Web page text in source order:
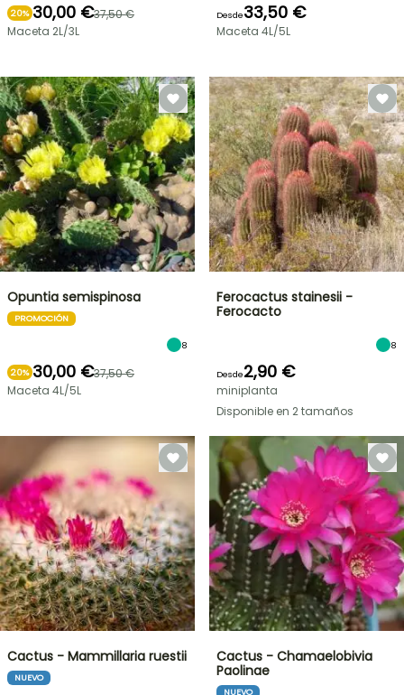
20% 30,00 €37,50 €
Maceta 2L/3L
Desde33,50 €
Maceta 4L/5L
Opuntia semispinosa
PROMOCIÓN
8
20% 30,00 €37,50 €
Maceta 4L/5L
Ferocactus stainesii -
Ferocacto
8
Desde2,90 €
miniplanta
Disponible en 2 tamaños
Cactus - Mammillaria ruestii
NUEVO
Cactus - Chamaelobivia
Paolinae
NUEVO